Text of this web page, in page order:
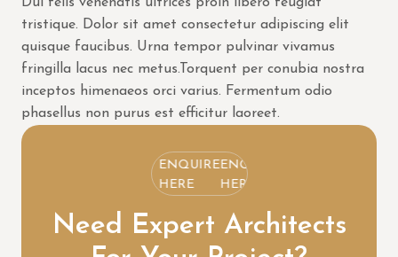
tristique. Dolor sit amet consectetur adipiscing elit
quisque faucibus. Urna tempor pulvinar vivamus
fringilla lacus nec metus.Torquent per conubia nostra
inceptos himenaeos orci varius. Fermentum odio
phasellus non purus est efficitur laoreet.
ENQUIRE
HERE
ENQUIRE
HERE
Need Expert Architects